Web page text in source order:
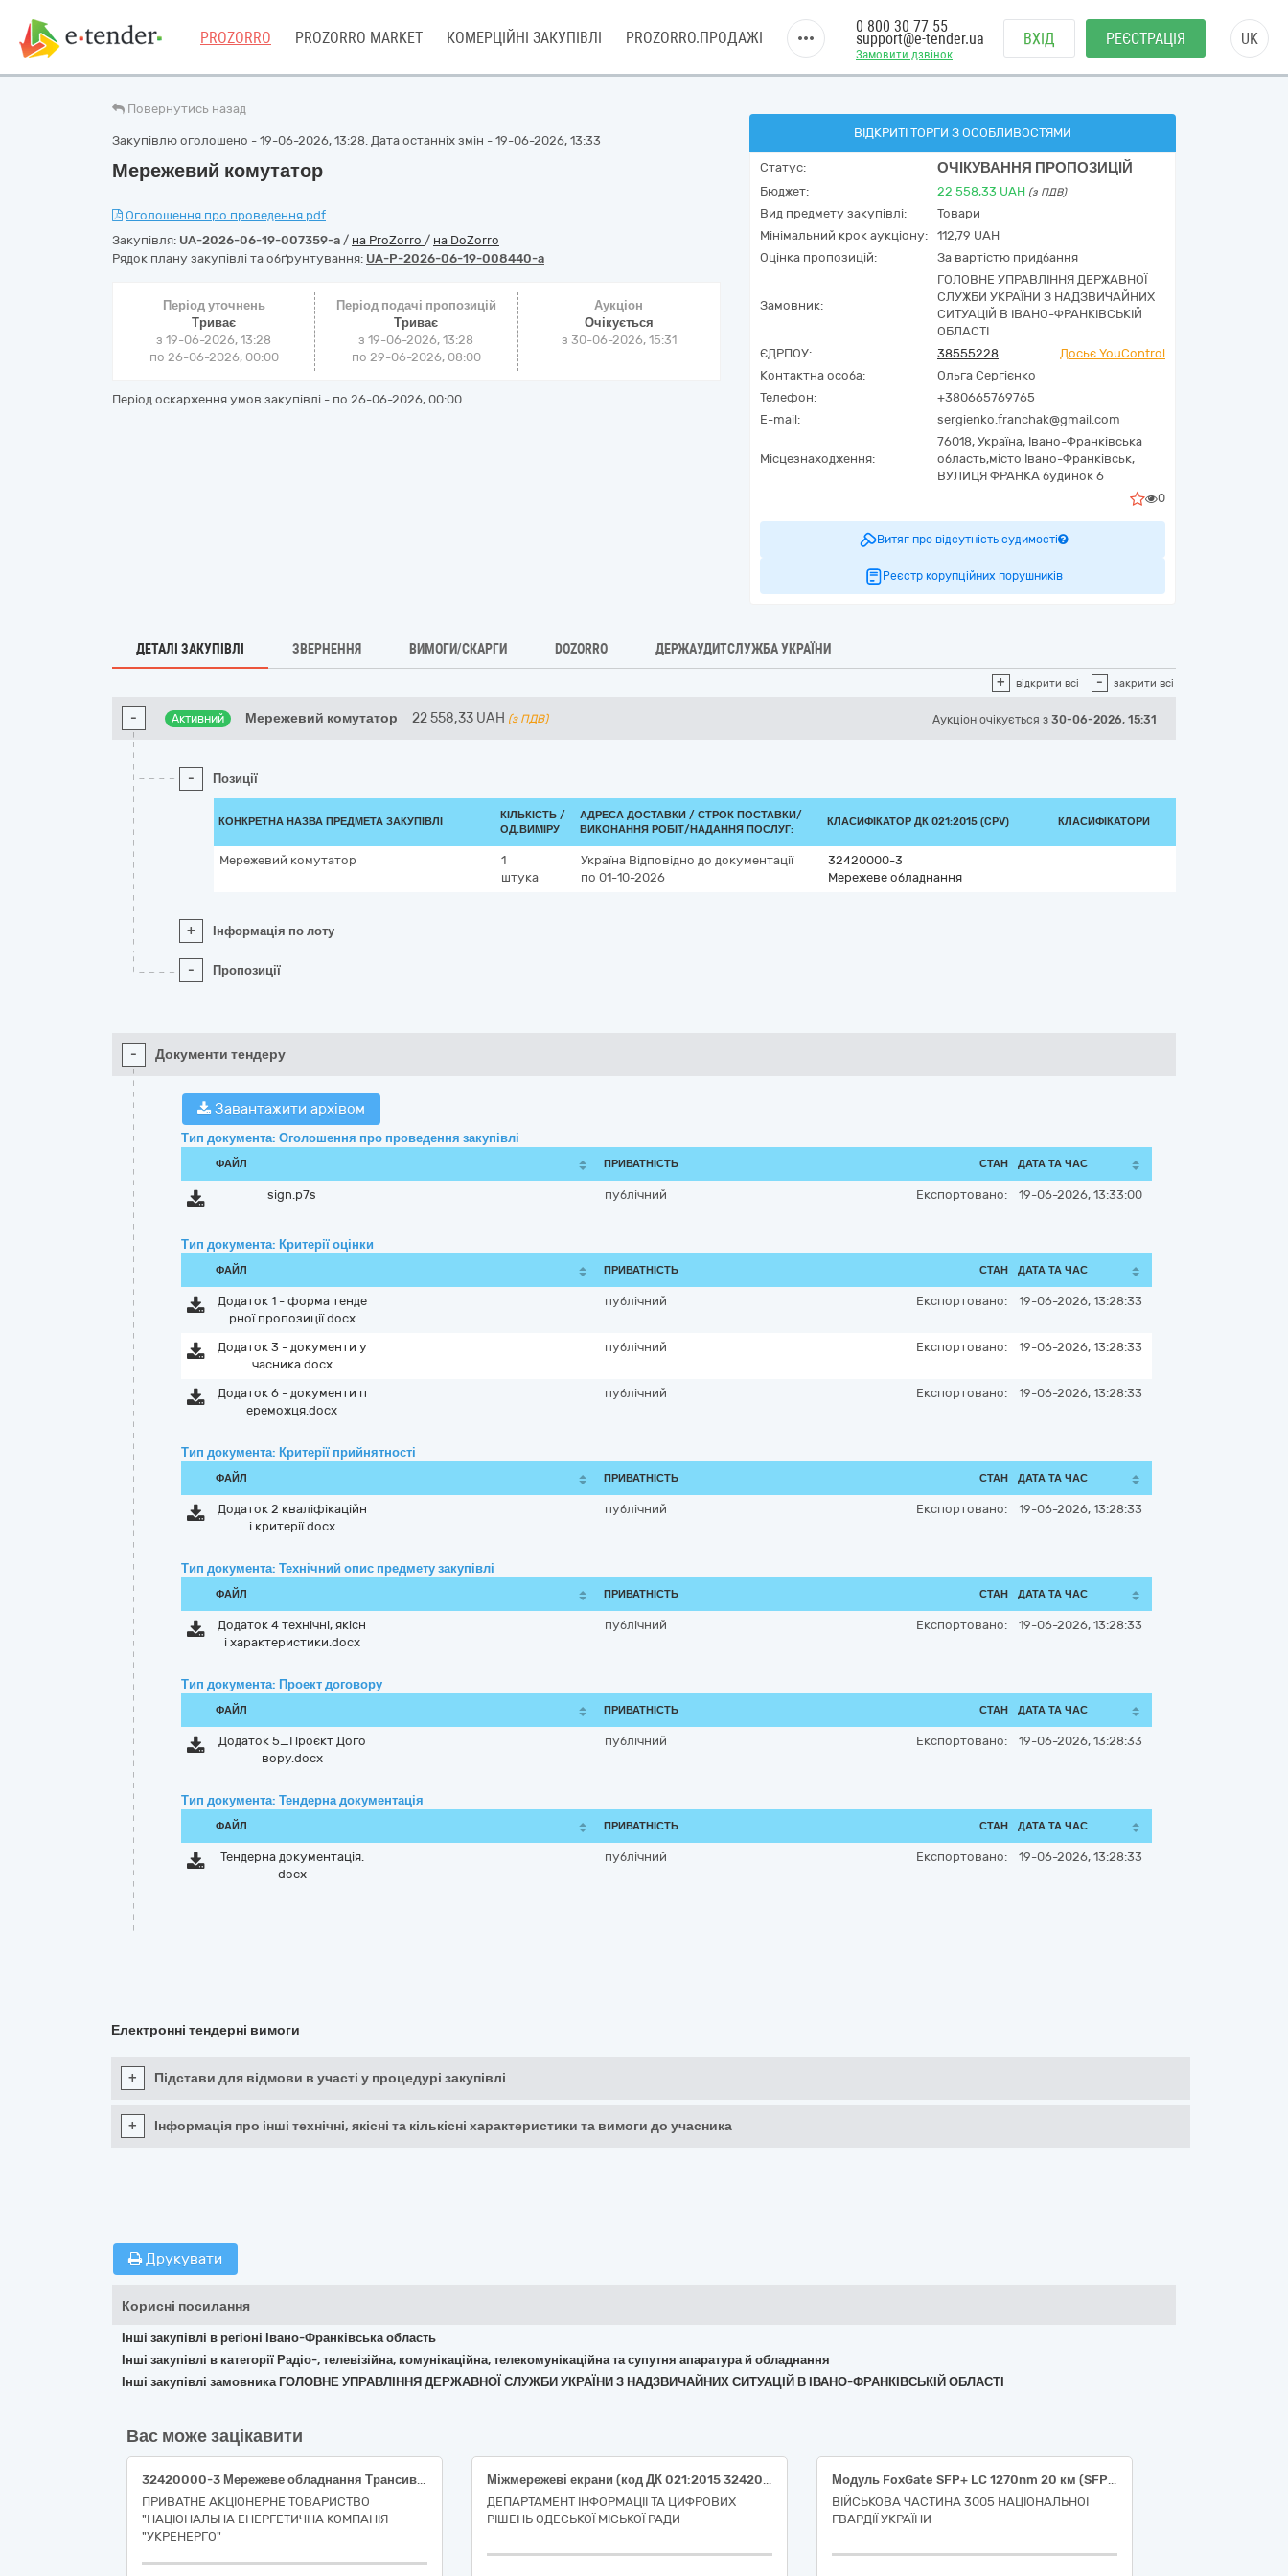
PROZORRO PROZORRO MARKET КОМЕРЦІЙНІ ЗАКУПІВЛІ PROZORRO.ПРОДАЖІ
Замовити дзвінок
0 800 30 77 55
support@e-tender.ua ВХІД РЕЄСТРАЦІЯ UK
Повернутись назад
Закупівлю оголошено - 19-06-2026, 13:28. Дата останніх змін - 19-06-2026, 13:33
Мережевий комутатор
Оголошення про проведення.pdf
Закупівля: UA-2026-06-19-007359-a / на ProZorro / на DoZorro
Рядок плану закупівлі та обґрунтування: UA-P-2026-06-19-008440-a
Період уточнень
Триває
з 19-06-2026, 13:28
по 26-06-2026, 00:00
Період подачі пропозицій
Триває
з 19-06-2026, 13:28
по 29-06-2026, 08:00
Аукціон
Очікується
з 30-06-2026, 15:31
Період оскарження умов закупівлі - по 26-06-2026, 00:00
ВІДКРИТІ ТОРГИ З ОСОБЛИВОСТЯМИ
Статус: ОЧІКУВАННЯ ПРОПОЗИЦІЙ
Бюджет: 22 558,33 UAH (з ПДВ)
Вид предмету закупівлі:
Товари
Мінімальний крок аукціону:
112,79 UAH
Оцінка пропозицій:
За вартістю придбання
Замовник:
ГОЛОВНЕ УПРАВЛІННЯ ДЕРЖАВНОЇ
СЛУЖБИ УКРАЇНИ З НАДЗВИЧАЙНИХ
СИТУАЦІЙ В ІВАНО-ФРАНКІВСЬКІЙ
ОБЛАСТІ
ЄДРПОУ:
38555228
Досьє YouControl
Контактна особа:
Ольга Сергієнко
Телефон:
+380665769765
E-mail:
sergienko.franchak@gmail.com
Місцезнаходження:
76018, Україна, Івано-Франківська
область,місто Івано-Франківськ,
ВУЛИЦЯ ФРАНКА будинок 6
0
Витяг про відсутність судимості
Реєстр корупційних порушників
ДЕТАЛІ ЗАКУПІВЛІ ЗВЕРНЕННЯ ВИМОГИ/СКАРГИ DOZORRO ДЕРЖАУДИТСЛУЖБА УКРАЇНИ
+ відкрити всі - закрити всі
- Активний Мережевий комутатор 22 558,33 UAH (з ПДВ) Аукціон очікується з 30-06-2026, 15:31
- Позиції
КОНКРЕТНА НАЗВА ПРЕДМЕТА ЗАКУПІВЛІ
КІЛЬКІСТЬ /
ОД.ВИМІРУ
АДРЕСА ДОСТАВКИ / СТРОК ПОСТАВКИ/
ВИКОНАННЯ РОБІТ/НАДАННЯ ПОСЛУГ:
КЛАСИФІКАТОР ДК 021:2015 (CPV) КЛАСИФІКАТОРИ
Мережевий комутатор
1
штука
Україна Відповідно до документації
по 01-10-2026
32420000-3
Мережеве обладнання
+ Інформація по лоту
- Пропозиції
- Документи тендеру
Завантажити архівом
Тип документа: Оголошення про проведення закупівлі
ФАЙЛ ПРИВАТНІСТЬ СТАН ДАТА ТА ЧАС
sign.p7s публічний Експортовано: 19-06-2026, 13:33:00
Тип документа: Критерії оцінки
ФАЙЛ ПРИВАТНІСТЬ СТАН ДАТА ТА ЧАС
Додаток 1 - форма тенде
рної пропозиції.docx
публічний Експортовано: 19-06-2026, 13:28:33
Додаток 3 - документи у
часника.docx
публічний Експортовано: 19-06-2026, 13:28:33
Додаток 6 - документи п
ереможця.docx
публічний Експортовано: 19-06-2026, 13:28:33
Тип документа: Критерії прийнятності
ФАЙЛ ПРИВАТНІСТЬ СТАН ДАТА ТА ЧАС
Додаток 2 кваліфікаційн
і критерії.docx
публічний Експортовано: 19-06-2026, 13:28:33
Тип документа: Технічний опис предмету закупівлі
ФАЙЛ ПРИВАТНІСТЬ СТАН ДАТА ТА ЧАС
Додаток 4 технічні, якісн
і характеристики.docx
публічний Експортовано: 19-06-2026, 13:28:33
Тип документа: Проект договору
ФАЙЛ ПРИВАТНІСТЬ СТАН ДАТА ТА ЧАС
Додаток 5_Проєкт Дого
вору.docx
публічний Експортовано: 19-06-2026, 13:28:33
Тип документа: Тендерна документація
ФАЙЛ ПРИВАТНІСТЬ СТАН ДАТА ТА ЧАС
Тендерна документація.
docx
публічний Експортовано: 19-06-2026, 13:28:33
Електронні тендерні вимоги
+ Підстави для відмови в участі у процедурі закупівлі
+ Інформація про інші технічні, якісні та кількісні характеристики та вимоги до учасника
Друкувати
Корисні посилання
Інші закупівлі в регіоні Івано-Франківська область
Інші закупівлі в категорії Радіо-, телевізійна, комунікаційна, телекомунікаційна та супутня апаратура й обладнання
Інші закупівлі замовника ГОЛОВНЕ УПРАВЛІННЯ ДЕРЖАВНОЇ СЛУЖБИ УКРАЇНИ З НАДЗВИЧАЙНИХ СИТУАЦІЙ В ІВАНО-ФРАНКІВСЬКІЙ ОБЛАСТІ
Вас може зацікавити
32420000-3 Мережеве обладнання Трансивери для підрозділу НЕК "УКРЕНЕРГО"
ПРИВАТНЕ АКЦІОНЕРНЕ ТОВАРИСТВО
"НАЦІОНАЛЬНА ЕНЕРГЕТИЧНА КОМПАНІЯ
"УКРЕНЕРГО"
Міжмережеві екрани (код ДК 021:2015 32420000-3 - Мережеве обладнання)
ДЕПАРТАМЕНТ ІНФОРМАЦІЇ ТА ЦИФРОВИХ
РІШЕНЬ ОДЕСЬКОЇ МІСЬКОЇ РАДИ
Модуль FoxGate SFP+ LC 1270nm 20 км (SFP+d-1SM-1270nm-20LC), медіаконвертер FoxGate ECi-SFP1000-FE/GE-POE, конектор RJ45 (пакунок – 100шт.)
ВІЙСЬКОВА ЧАСТИНА 3005 НАЦІОНАЛЬНОЇ
ГВАРДІЇ УКРАЇНИ